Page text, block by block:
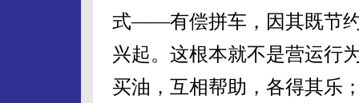
式——有偿拼车，因其既节
兴起。这根本就不是营运行
买油，互相帮助，各得其乐